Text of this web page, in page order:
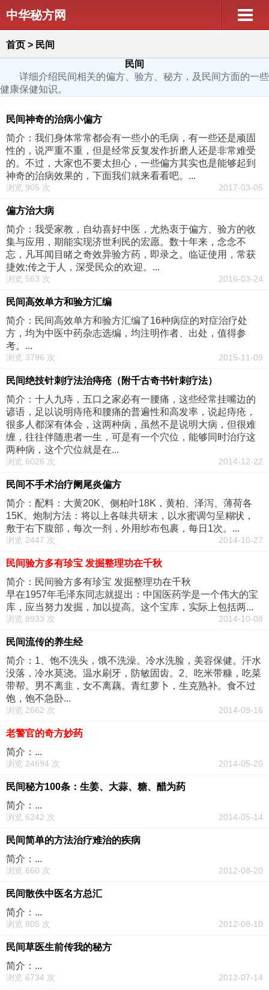
中华秘方网
首页 > 民间
民间
详细介绍民间相关的偏方、验方、秘方，及民间方面的一些
健康保健知识。
民间神奇的治病小偏方
简介：我们身体常常都会有一些小的毛病，有一些还是顽固
性的，说严重不重，但是经常反复发作折磨人还是非常难受
的。不过，大家也不要太担心，一些偏方其实也是能够起到
神奇的治病效果的，下面我们就来看看吧。...
浏览 905 次 2017-03-05
偏方治大病
简介：我受家教，自幼喜好中医，尤热衷于偏方、验方的收
集与应用，期能实现济世利民的宏愿。数十年来，念念不
忘，凡耳闻目睹之奇效异验方药，即录之。临证使用，常获
捷效;传之于人，深受民众的欢迎。...
浏览 563 次 2016-03-24
民间高效单方和验方汇编
简介：民间高效单方和验方汇编了16种病症的对症治疗处
方，均为中医中药杂志选编，均注明作者、出处，值得参
考。...
浏览 3796 次 2015-11-09
民间绝技针刺疗法治痔疮（附千古奇书针刺疗法）
简介：十人九痔，五口之家必有一腰痛，这些经常挂嘴边的
谚语，足以说明痔疮和腰痛的普遍性和高发率，说起痔疮，
很多人都深有体会，这两种病，虽然不是说明大病，但很难
缠，往往伴随患者一生，可是有一个穴位，能够同时治疗这
两种病，这个穴位就是在...
浏览 6026 次 2014-12-22
民间不手术治疗阑尾炎偏方
简介：配料：大黄20K、侧柏叶18K，黄柏、泽泻、薄荷各
15K。炮制方法：将以上各味共研末，以水蜜调匀呈糊状，
敷于右下腹部，每次一剂，外用纱布包裹，每日1次。...
浏览 2447 次 2014-10-27
民间验方多有珍宝 发掘整理功在千秋
简介：民间验方多有珍宝 发掘整理功在千秋
早在1957年毛泽东同志就提出：中国医药学是一个伟大的宝
库，应当努力发掘，加以提高。这个宝库，实际上包括两...
浏览 8933 次 2014-10-08
民间流传的养生经
简介：1、饱不洗头，饿不洗澡。冷水洗脸，美容保健。汗水
没落，冷水莫浇。温水刷牙，防敏固齿。2、吃米带糠，吃菜
带帮。男不离韭，女不离藕。青红萝卜，生克熟补。食不过
饱，饱不急卧...
浏览 2662 次 2014-09-16
老警官的奇方妙药
简介：...
浏览 24694 次 2014-05-20
民间秘方100条：生姜、大蒜、糖、醋为药
简介：...
浏览 6242 次 2014-05-14
民间简单的方法治疗难治的疾病
简介：...
浏览 660 次 2012-08-20
民间散佚中医名方总汇
简介：...
浏览 805 次 2012-08-10
民间草医生前传我的秘方
简介：...
浏览 6734 次 2012-07-14